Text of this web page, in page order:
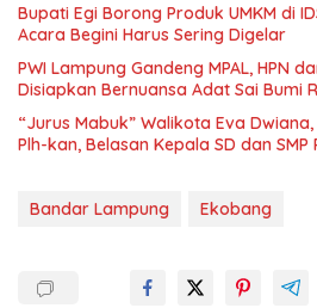
Bupati Egi Borong Produk UMKM di
Acara Begini Harus Sering Digelar
PWI Lampung Gandeng MPAL, HPN
Disiapkan Bernuansa Adat Sai Bumi
“Jurus Mabuk” Walikota Eva
Plh-kan, Belasan Kepala SD dan
Bandar Lampung Ekobang